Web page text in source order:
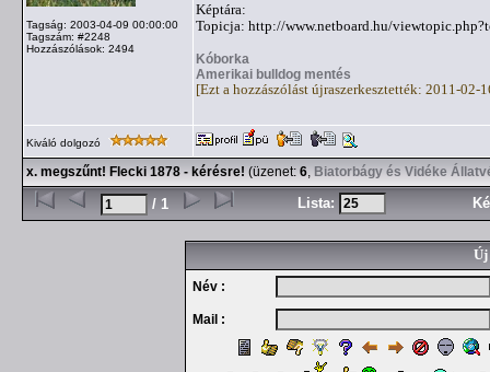
Tagság: 2003-04-09 00:00:00
Tagszám: #2248
Hozzászólások: 2494
Képtára:
Topicja: http://www.netboard.hu/
Kóborka
Amerikai bulldog mentés
[Ezt a hozzászólást újraszerkesztették: 2011-02-
Kiváló dolgozó
x. megszűnt! Flecki 1878 - kérésre! (üzenet: 6, Biatorbágy és Vidéke
/ 1 Lista:
Új
Név :
Mail :